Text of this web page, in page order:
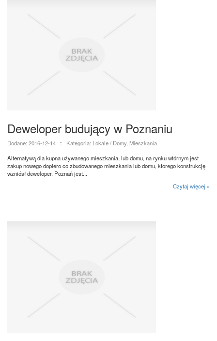
Deweloper budujący w Poznaniu
Dodane: 2016-12-14 ::
Kategoria: Lokale / Domy, Mieszkania
Alternatywą dla kupna używanego mieszkania, lub domu, na rynku wtórnym jest
zakup nowego dopiero co zbudowanego mieszkania lub domu, którego konstrukcję
wzniósł deweloper. Poznań jest...
Czytaj więcej »